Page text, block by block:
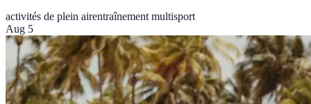
activités de plein airentraînement multisport
Aug 5